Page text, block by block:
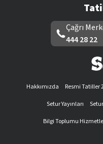
Çağrı
444 28 22
Hakkımızda Resmi Tatiller
Setur Yayınları
Bilgi Toplumu